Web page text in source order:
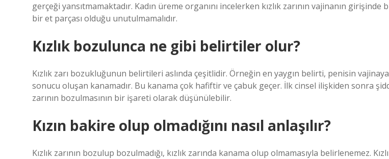
gerçeği yansıtmamaktadır. Kadın üreme organını incelerken kızlık zarının vajinanın girişinde
bir et parçası olduğu unutulmamalıdır.
Kızlık bozulunca ne gibi belirtiler olur?
Kızlık zarı bozukluğunun belirtileri aslında çeşitlidir. Örneğin en yaygın belirti, penisin
sonucu oluşan kanamadır. Bu kanama çok hafiftir ve çabuk geçer. İlk cinsel ilişkiden sonra
zarının bozulmasının bir işareti olarak düşünülebilir.
Kızın bakire olup olmadığını nasıl anlaşılır?
Kızlık zarının bozulup bozulmadığı, kızlık zarında kanama olup olmamasıyla belirlenemez.